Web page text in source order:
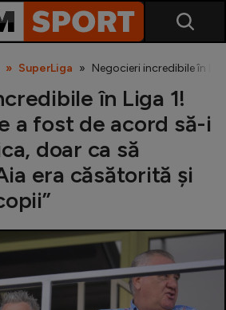
Națională
SuperLiga Negocieri incredibile în
în Liga 1!
a fost de acord să-i
doar ca să
era căsătorită și